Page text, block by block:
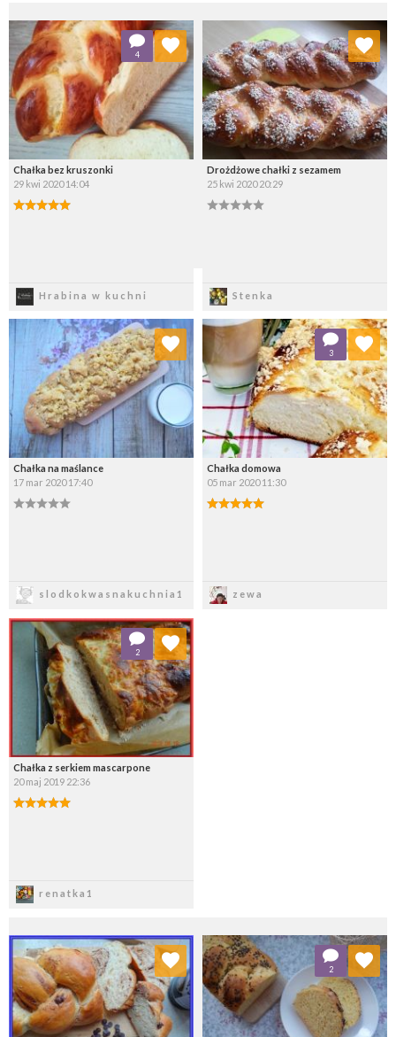
Chałka bez kruszonki
29 kwi 2020 14:04
Hrabina w kuchni
4
Dodaj do ulubionych
Wybierz listę:
Drożdżowe chałki z sezamem
25 kwi 2020 20:29
Stenka
Dodaj do ulubionych
Wybierz listę:
Chałka na maślance
17 mar 2020 17:40
slodkokwasnakuchnia1
Dodaj do ulubionych
Wybierz listę:
Chałka domowa
05 mar 2020 11:30
zewa
3
Dodaj do ulubionych
Wybierz listę:
Chałka z serkiem mascarpone
20 maj 2019 22:36
renatka1
2
Dodaj do ulubionych
Wybierz listę:
Dodaj do ulubionych
Wybierz listę:
2
Dodaj do ulubionych
Wybierz listę: